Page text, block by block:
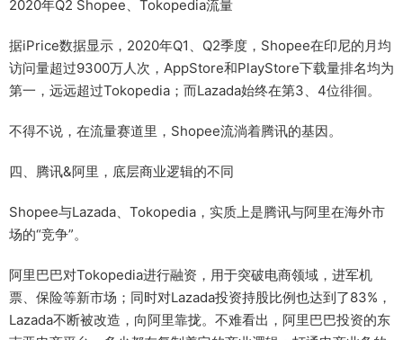
2020年Q2 Shopee、Tokopedia流量
据iPrice数据显示，2020年Q1、Q2季度，Shopee在印尼的月均
访问量超过9300万人次，AppStore和PlayStore下载量排名均为
第一，远远超过Tokopedia；而Lazada始终在第3、4位徘徊。
不得不说，在流量赛道里，Shopee流淌着腾讯的基因。
四、腾讯&阿里，底层商业逻辑的不同
Shopee与Lazada、Tokopedia，实质上是腾讯与阿里在海外市
场的“竞争”。
阿里巴巴对Tokopedia进行融资，用于突破电商领域，进军机
票、保险等新市场；同时对Lazada投资持股比例也达到了83%，
Lazada不断被改造，向阿里靠拢。不难看出，阿里巴巴投资的东